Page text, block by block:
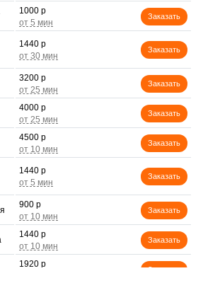
1000 р
Заказать
1440 р
Заказать
3200 р
Заказать
4000 р
Заказать
4500 р
Заказать
1440 р
Заказать
900 р
Заказать
1440 р
Заказать
1920 р
Заказать